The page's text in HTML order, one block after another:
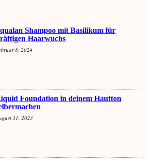
Shampoo mit Basilikum für
Haarwuchs
8, 2024
Foundation in deinem Hautton
31, 2023